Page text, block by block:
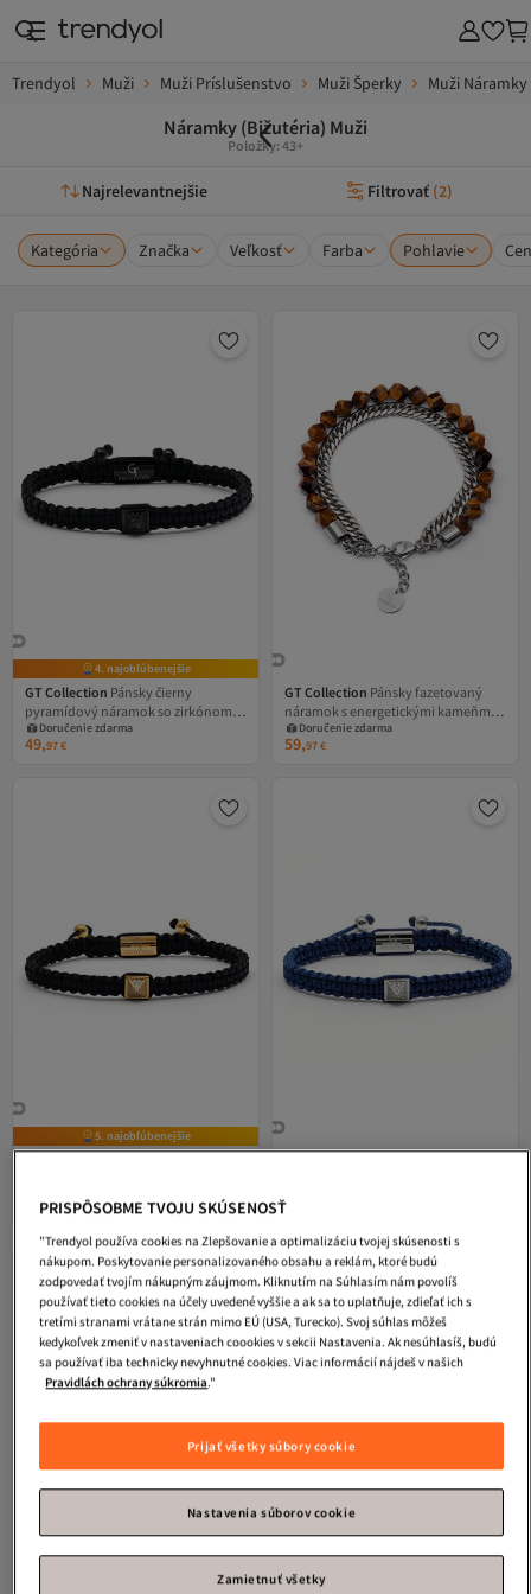
Trendyol Muži Muži Príslušenstvo Muži Šperky Muži Náramky
Náramky (bižutéria) Muži
Položky: 43+
Najrelevantnejšie Filtrovať (2)
Kategória Značka Veľkosť Farba Pohlavie
4. najobľúbenejšie
GT Collection Pánsky čierny
pyramídový náramok so zirkónom,
univerzálna veľkosť a nastaviteľná
čierna nylonová šnúrka
Doručenie zdarma
49,97€
GT Collection Pánsky fazetovaný
náramok s energetickými kameňmi
tigrieho oka, univerzálna veľkosť,
nastaviteľné zapínanie
Doručenie zdarma
59,97€
5. najobľúbenejšie
univerzálna veľkosť a nastaviteľná
čierna nylonová šnúrka
49,97€
univerzálna veľkosť a nastaviteľná
49,
PRISPÔSOBME TVOJU SKÚSENOSŤ
"Trendyol používa cookies na Zlepšovanie a optimalizáciu tvojej skúsenosti s
nákupom. Poskytovanie personalizovaného obsahu a reklám, ktoré budú
zodpovedať tvojím nákupným záujmom. Kliknutím na Súhlasím nám povolíš
používať tieto cookies na účely uvedené vyššie a ak sa to uplatňuje, zdieľať ich s
tretími stranami vrátane strán mimo EÚ (USA, Turecko). Svoj súhlas môžeš
kedykoľvek zmeniť v nastaveniach coookies v sekcii Nastavenia. Ak nesúhlasíš, budú
sa používať iba technicky nevyhnutné cookies. Viac informácií nájdeš v našich
Pravidlách ochrany súkromia."
Prijať všetky súbory cookie
Nastavenia súborov cookie
Zamietnuť všetky